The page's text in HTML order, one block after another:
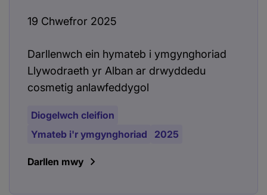
19 Chwefror 2025
Darllenwch ein hymateb i ymgynghoriad
Llywodraeth yr Alban ar drwyddedu
cosmetig anlawfeddygol
Diogelwch cleifion
Ymateb i'r ymgynghoriad
2025
Darllen mwy